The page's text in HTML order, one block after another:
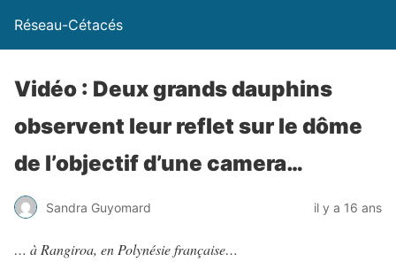
Réseau-Cétacés
Vidéo : Deux grands dauphins
observent leur reflet sur le dôme
de l’objectif d’une camera…
Sandra Guyomard il y a 16 ans
… à Rangiroa, en Polynésie française…